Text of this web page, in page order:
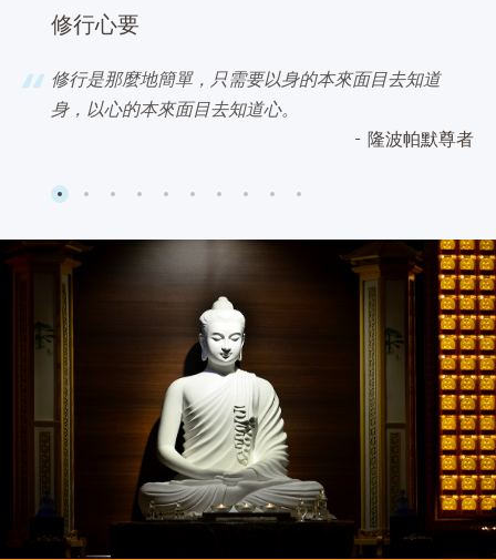
修行心要
修行是那麼地簡單，只需要以身的本來面目去知道
身，以心的本來面目去知道心。
隆波帕默尊者